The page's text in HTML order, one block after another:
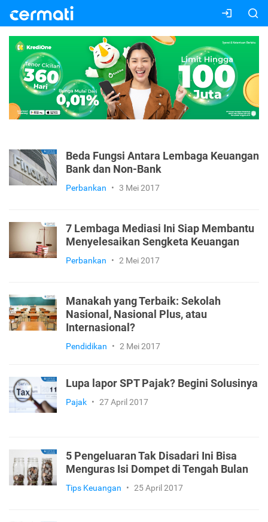
Beda Fungsi Antara Lembaga Keuangan
Bank dan Non-Bank
Perbankan • 3 Mei 2017
7 Lembaga Mediasi Ini Siap Membantu
Menyelesaikan Sengketa Keuangan
Perbankan • 2 Mei 2017
Manakah yang Terbaik: Sekolah
Nasional, Nasional Plus, atau
Internasional?
Pendidikan • 2 Mei 2017
Lupa lapor SPT Pajak? Begini Solusinya
Pajak • 27 April 2017
5 Pengeluaran Tak Disadari Ini Bisa
Menguras Isi Dompet di Tengah Bulan
Tips Keuangan • 25 April 2017